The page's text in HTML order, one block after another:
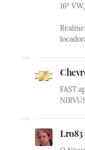
16º
FAST
Lro83